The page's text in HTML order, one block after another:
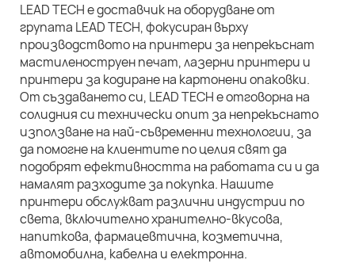
LEAD TECH е доставчик на оборудване от
групата LEAD TECH, фокусиран върху
производството на принтери за непрекъснат
мастиленоструен печат, лазерни принтери и
принтери за кодиране на картонени опаковки.
От създаването си, LEAD TECH е отговорна на
солидния си технически опит за непрекъснато
използване на най-съвременни технологии, за
да помогне на клиентите по целия свят да
подобрят ефективността на работата си и да
намалят разходите за покупка. Нашите
принтери обслужват различни индустрии по
света, включително хранително-вкусова,
напиткова, фармацевтична, козметична,
автомобилна, кабелна и електронна.